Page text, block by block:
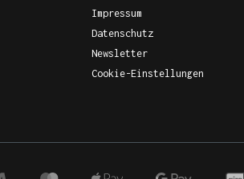
Impressum
Datenschutz
Newsletter
Cookie-Einstellungen